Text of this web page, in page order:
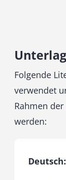
Folgende
verwendet
Rahmen
werden:
Deutsch: